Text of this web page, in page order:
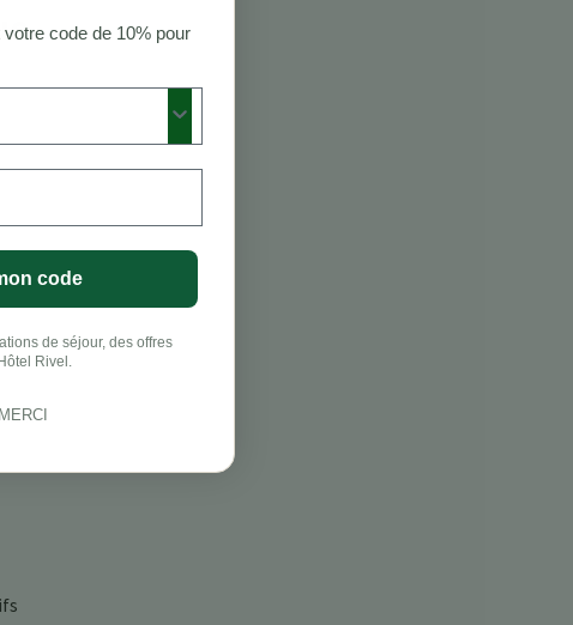
code de 10% pour
code
de séjour, des offres
Rivel.